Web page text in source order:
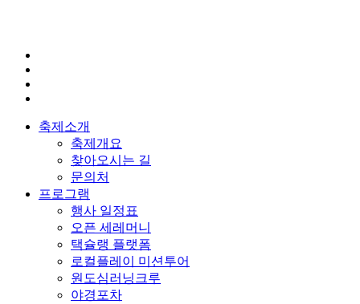
축제소개
축제개요
찾아오시는 길
문의처
프로그램
행사 일정표
오픈 세레머니
택슐랭 플랫폼
로컬플레이 미션투어
원도심러닝크루
야경포차